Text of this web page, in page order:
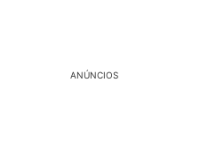
ANÚNCIOS